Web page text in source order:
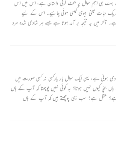
بہت ہی اہم سوال پر بحث کرتی داستان ہے، اس میں اس
حیات یعنی بیوی کیسی ہونی چاہیے۔ اس کے لیے
آخر میں یہ نتیجہ بر آمد ہوتا ہے جسے ہر شادی شدہ مرد
ہے، یہی ایک سوال بار بارکسی نہ کسی صورت میں
بچّہ کیوں نہیں ہوتا؟ یہ کوئی نہیں پوچھتا کہ آپ کے ہاں
عقل ہے؟ سب یہی پوچھتے ہیں کہ آپ کے ہاں